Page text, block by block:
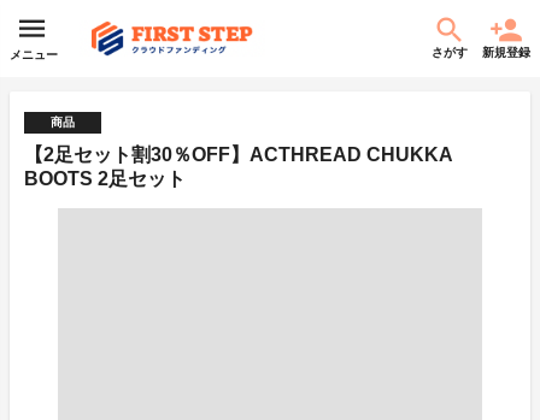
メニュー さがす 新規登録
商品
【2足セット割30％OFF】ACTHREAD CHUKKA
BOOTS 2足セット